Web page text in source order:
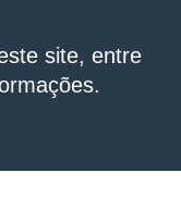
site, entre